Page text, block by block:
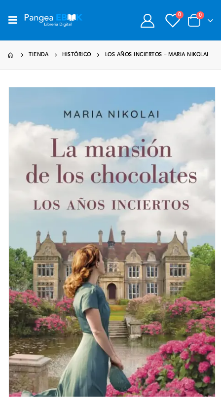
0 0
TIENDA HISTÓRICO LOS AÑOS INCIERTOS – MARIA NIKOLAI